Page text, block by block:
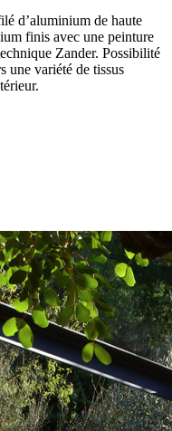
d’aluminium de haute
finis avec une peinture
Zander. Possibilité
une variété de tissus